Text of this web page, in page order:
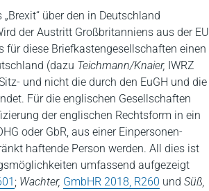
über den in Deutschland
der Austritt Großbritanniens aus der EU
diese Briefkastengesellschaften einen
(dazu Teichmann/Knaier, IWRZ
und nicht die durch den EuGH und die
Für die englischen Gesellschaften
der englischen Rechtsform in ein
oder GbR, aus einer Einpersonen-
haftende Person werden. All dies ist
umfassend aufgezeigt
; Wachter, GmbHR 2018, R260 und Süß,